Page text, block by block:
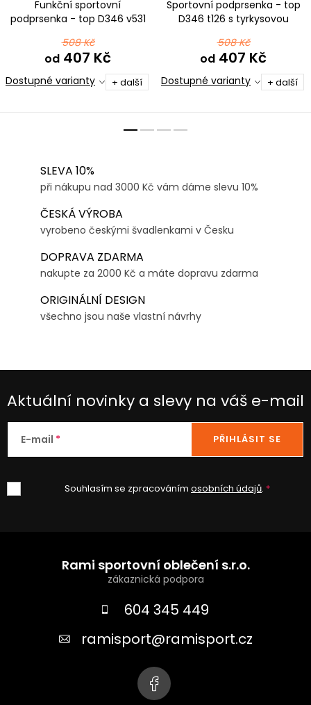
Funkční sportovní
podprsenka - top D346 v531
508 Kč
od 407 Kč
Dostupné varianty + další
Sportovní podprsenka - top
D346 t126 s tyrkysovou
508 Kč
od 407 Kč
Dostupné varianty + další
SLEVA 10%
při nákupu nad 3000 Kč vám dáme slevu 10%
ČESKÁ VÝROBA
vyrobeno českými švadlenkami v Česku
DOPRAVA ZDARMA
nakupte za 2000 Kč a máte dopravu zdarma
ORIGINÁLNÍ DESIGN
všechno jsou naše vlastní návrhy
Aktuální novinky a slevy na váš e-mail
E-mail
Souhlasím se zpracováním osobních údajů.
PŘIHLÁSIT SE
Rami sportovní oblečení s.r.o.
604 345 449
ramisport@ramisport.cz